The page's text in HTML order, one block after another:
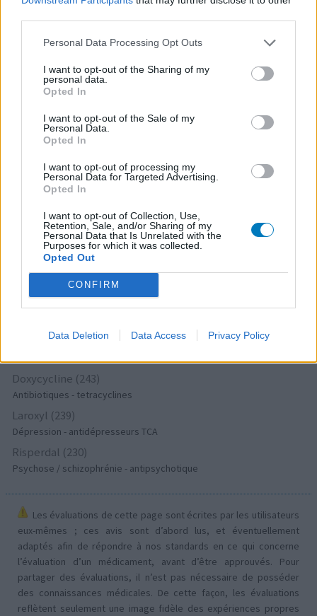
Personal Data Processing Opt Outs
I want to opt-out of the Sharing of my
personal data.
Opted In
I want to opt-out of the Sale of my
Personal Data.
Opted In
I want to opt-out of processing my
Personal Data for Targeted Advertising.
Opted In
I want to opt-out of Collection, Use,
Retention, Sale, and/or Sharing of my
Personal Data that Is Unrelated with the
Purposes for which it was collected.
Opted Out
CONFIRM
Data Deletion Data Access Privacy Policy
Bisoprolol (300)
Tension artérielle - beta bloquant
Tahor (299)
Cholestérol
Propranolol (292)
Tension artérielle - beta bloquant
Psychose / schizophrénie - antipsychotique
Victoza (261)
Diabètes - médicaments oraux
Cerazette (259)
Contraception - autre
Concerta (252)
ADHD - psychostimulants
Roaccutane (245)
Keppra (245)
Doxycycline (243)
Antibiotiques - tetracyclines
Laroxyl (239)
Dépression - antidépresseurs TCA
Risperdal (230)
Psychose / schizophrénie - antipsychotique
Les évaluations de cette page sont écrites par les utilisateurs
eux-mêmes ; ces avis sont d’abord lus, et éventuellement
adaptés afin de répondre à nos standards en ce qui concerne
l’évaluation d’un médicament, avant d’être approuvés. Pour
partager des évaluations, il n’est pas nécessaire de posséder
des connaissances médicales. De cette façon, les évaluations
reflètent seulement une image fidèle des expériences propres